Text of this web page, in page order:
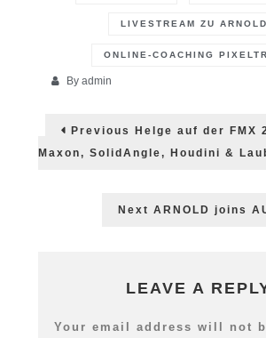
LIVESTREAM ZU ARNOLD
ONLINE-COACHING
By admin
Post
navigation
Previous Previous
Helge auf der FMX
Maxon, SolidAngle, Houdini &
Next
Next
ARNOLD joins
LEAVE A
Your email address will not